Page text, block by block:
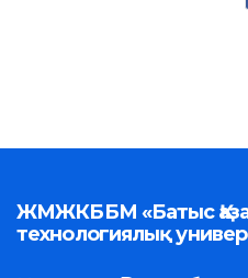
ЖМЖКББМ «Батыс
технологиялық